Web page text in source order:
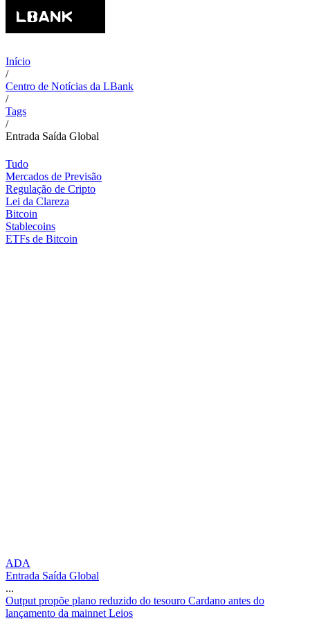
Início
/
Centro de Notícias da LBank
/
Tags
/
Entrada Saída Global
Tudo
Mercados de Previsão
Regulação de Cripto
Lei da Clareza
Bitcoin
Stablecoins
ETFs de Bitcoin
ADA
Entrada Saída Global
...
Output propõe plano reduzido do tesouro Cardano antes do
lançamento da mainnet Leios